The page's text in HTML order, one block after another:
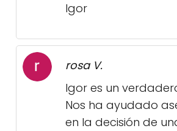
Igor
rosa V.
Igor es un
Nos ha ayudado
en la decisión de